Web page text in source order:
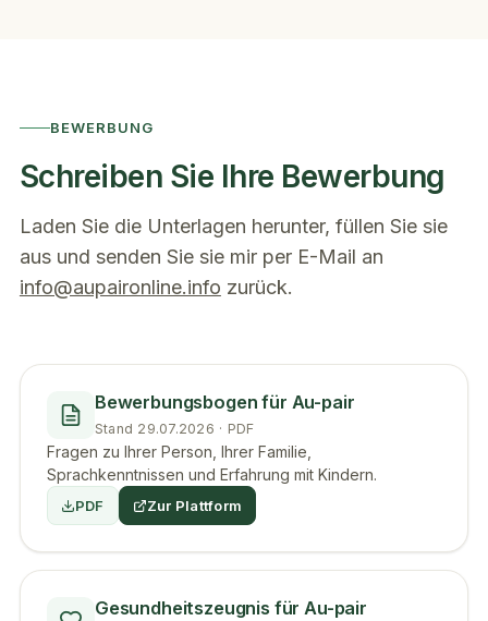
BEWERBUNG
Schreiben Sie Ihre Bewerbung
Laden Sie die Unterlagen herunter, füllen Sie sie
aus und senden Sie sie mir per E-Mail an
info@aupaironline.info zurück.
Bewerbungsbogen für Au-pair
Stand 29.07.2026 · PDF
Fragen zu Ihrer Person, Ihrer Familie,
Sprachkenntnissen und Erfahrung mit Kindern.
PDF Zur Plattform
Gesundheitszeugnis für Au-pair